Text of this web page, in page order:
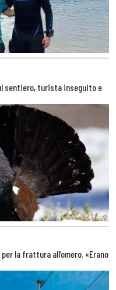
sentiero, turista inseguito e
la frattura all’omero. «Erano